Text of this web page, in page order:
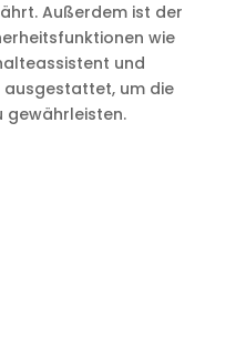
Außerdem ist der
wie
und
um die
gewährleisten.